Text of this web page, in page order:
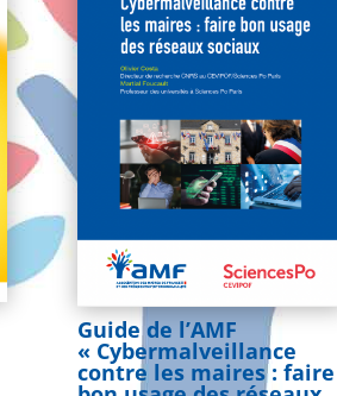
Guide de l’AMF
« Cybermalveillance
contre les maires : faire